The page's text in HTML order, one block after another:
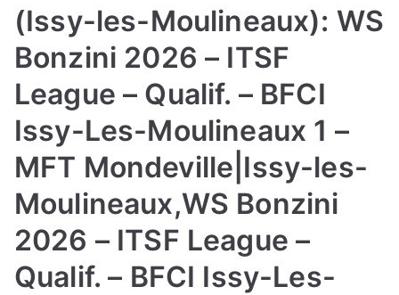
(Issy-les-Moulineaux): WS
Bonzini 2026 – ITSF
League – Qualif. – BFCI
Issy-Les-Moulineaux 1 –
MFT Mondeville|Issy-les-
Moulineaux,WS Bonzini
2026 – ITSF League –
Qualif. – BFCI Issy-Les-